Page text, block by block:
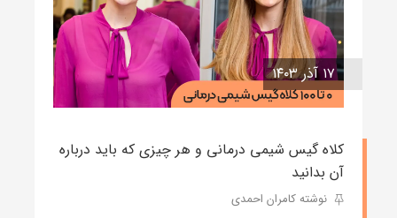
۱۷ آذر ۱۴۰۳
کلاه گیس شیمی درمانی و هر چیزی که باید درباره
آن بدانید
نوشته کامران احمدی